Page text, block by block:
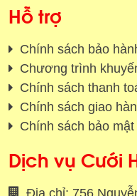
Hỗ trợ
Chính sách bảo
Chương trình
Chính sách thanh
Chính sách giao
Chính sách bảo
Dịch vụ Cưới
Địa chỉ: 756